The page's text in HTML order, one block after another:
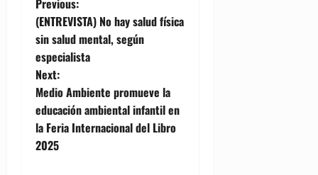
P
o
s
t
n
a
Previous:
(ENTREVISTA) No hay salud física
sin salud mental, según
especialista
Next:
Medio Ambiente promueve la
educación ambiental infantil en
la Feria Internacional del Libro
2025